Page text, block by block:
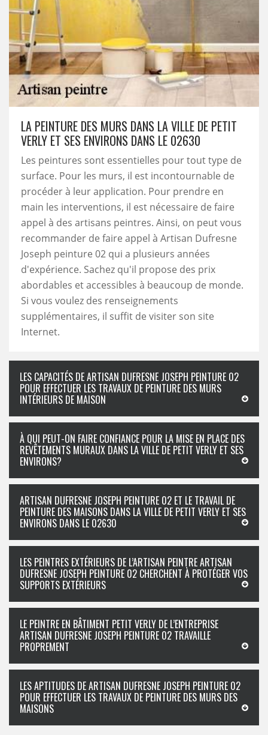
LA PEINTURE DES MURS DANS LA VILLE DE PETIT
VERLY ET SES ENVIRONS DANS LE 02630
Les peintures sont essentielles pour tout type de
surface. Pour les murs, il est incontournable de
procéder à leur application. Pour prendre en
main les interventions, il est nécessaire de faire
appel à des artisans peintres. Ainsi, on peut vous
recommander de faire appel à Artisan Dufresne
Joseph peinture 02 qui a plusieurs années
d'expérience. Sachez qu'il propose des prix
abordables et accessibles à beaucoup de monde.
Si vous voulez des renseignements
supplémentaires, il suffit de visiter son site
Internet.
LES CAPACITÉS DE ARTISAN DUFRESNE JOSEPH PEINTURE 02
POUR EFFECTUER LES TRAVAUX DE PEINTURE DES MURS
INTÉRIEURS DE MAISON
À QUI PEUT-ON FAIRE CONFIANCE POUR LA MISE EN PLACE DES
REVÊTEMENTS MURAUX DANS LA VILLE DE PETIT VERLY ET SES
ENVIRONS?
ARTISAN DUFRESNE JOSEPH PEINTURE 02 ET LE TRAVAIL DE
PEINTURE DES MAISONS DANS LA VILLE DE PETIT VERLY ET SES
ENVIRONS DANS LE 02630
LES PEINTRES EXTÉRIEURS DE L’ARTISAN PEINTRE ARTISAN
DUFRESNE JOSEPH PEINTURE 02 CHERCHENT À PROTÉGER VOS
SUPPORTS EXTÉRIEURS
LE PEINTRE EN BÂTIMENT PETIT VERLY DE L’ENTREPRISE
ARTISAN DUFRESNE JOSEPH PEINTURE 02 TRAVAILLE
PROPREMENT
LES APTITUDES DE ARTISAN DUFRESNE JOSEPH PEINTURE 02
POUR EFFECTUER LES TRAVAUX DE PEINTURE DES MURS DES
MAISONS